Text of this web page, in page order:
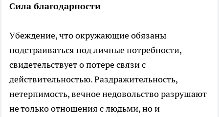
Сила благодарности
Убеждение, что окружающие обязаны
подстраиваться под личные потребности,
свидетельствует о потере связи с
действительностью. Раздражительность,
нетерпимость, вечное недовольство разрушают
не только отношения с людьми, но и